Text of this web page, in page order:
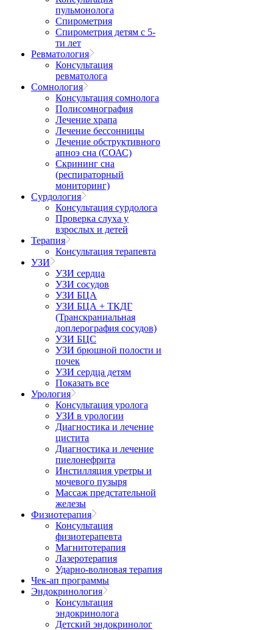
пульмонолога
Спирометрия
Спирометрия детям с 5-
ти лет
Ревматология
Консультация
ревматолога
Сомнология
Консультация сомнолога
Полисомнография
Лечение храпа
Лечение бессонницы
Лечение обструктивного
апноэ сна (СОАС)
Скрининг сна
(респираторный
мониторинг)
Сурдология
Консультация сурдолога
Проверка слуха у
взрослых и детей
Терапия
Консультация терапевта
УЗИ
УЗИ сердца
УЗИ сосудов
УЗИ БЦА
УЗИ БЦА + ТКДГ
(Транскраниальная
доплерография сосудов)
УЗИ БЦС
УЗИ брюшной полости и
почек
УЗИ сердца детям
Показать все
Урология
Консультация уролога
УЗИ в урологии
Диагностика и лечение
цистита
Диагностика и лечение
пиелонефрита
Инстилляция уретры и
мочевого пузыря
Массаж предстательной
железы
Физиотерапия
Консультация
физиотерапевта
Магнитотерапия
Лазеротерапия
Ударно-волновая терапия
Чек-ап программы
Эндокринология
Консультация
эндокринолога
Детский эндокринолог